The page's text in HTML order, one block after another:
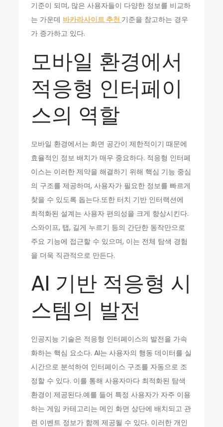
기준이 되며, 많은 사용자들이 다양한 정보를 비교하
는 가운데 바카라사이트 추천 기준을 참고하는 경우
가 증가하고 있다.
모바일 환경에서
적응형 인터페이
스의 역할
모바일 환경에서는 화면 공간이 제한적이기 때문에
효율적인 정보 배치가 매우 중요하다. 적응형 인터페
이스는 이러한 제약을 해결하기 위해 핵심 기능 중심
의 구조를 제공하며, 사용자가 필요한 정보를 빠르게
찾을 수 있도록 돕는다.또한 터치 기반 인터랙션에
최적화된 설계는 사용자 편의성을 크게 향상시킨다.
스와이프, 탭, 길게 누르기 등의 간단한 동작만으로
주요 기능에 접근할 수 있으며, 이는 전체 탐색 경험
을 더욱 직관적으로 만든다.
AI 기반 적응형 시
스템의 발전
인공지능 기술은 적응형 인터페이스의 발전을 가속
화하는 핵심 요소다. AI는 사용자의 행동 데이터를 실
시간으로 분석하여 인터페이스 구조를 자동으로 조
정할 수 있다. 이를 통해 사용자마다 최적화된 탐색
환경이 제공된다.예를 들어 특정 사용자가 자주 이용
하는 게임 카테고리는 메인 화면 상단에 배치되고 관
련 이벤트 정보가 함께 제공될 수 있다. 이러한 개인